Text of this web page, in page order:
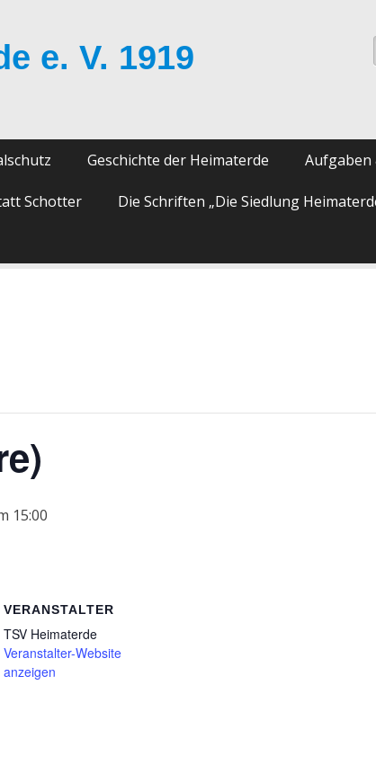
e. V. 1919
Geschichte der Heimaterde Aufgaben
Schotter Die Schriften „Die Siedlung
15:00
VERANSTALTER
TSV Heimaterde
Veranstalter-Website
anzeigen